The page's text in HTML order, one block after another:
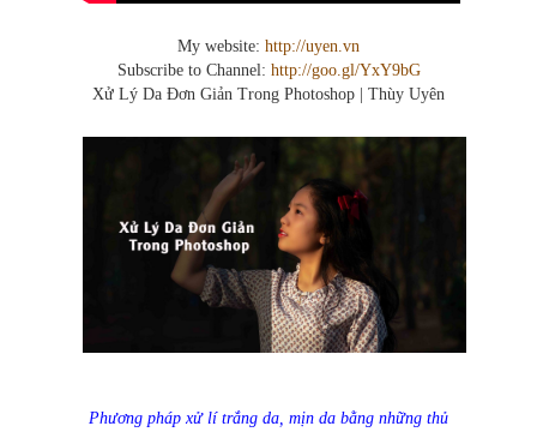
My website: http://uyen.vn
Subscribe to Channel: http://goo.gl/YxY9bG
Xử Lý Da Đơn Giản Trong Photoshop | Thùy Uyên
Phương pháp xử lí trắng da, mịn da bằng những thủ